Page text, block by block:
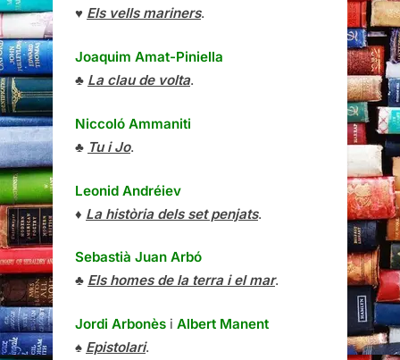
♥ Els vells mariners.
Joaquim Amat-Piniella
♣ La clau de volta.
Niccoló Ammaniti
♣ Tu i Jo.
Leonid Andréiev
♦ La història dels set penjats.
Sebastià Juan Arbó
♣ Els homes de la terra i el mar.
Jordi Arbonès i Albert Manent
♠ Epistolari.